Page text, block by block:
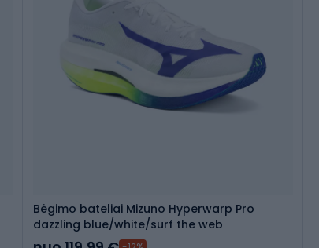
Bėgimo bateliai Mizuno Hyperwarp Pro
dazzling blue/white/surf the web